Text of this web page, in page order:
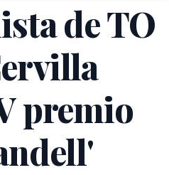
de TO
premio